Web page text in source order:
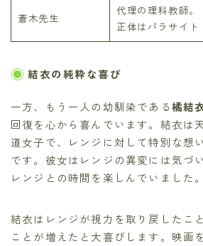
蒼木先生
代理の理科教師。
正体はパラサイト
結衣の純粋な喜び
一方、もう一人の幼馴染である橘結
回復を心から喜んでいます。結衣は
道女子で、レンジに対して特別な想
です。彼女はレンジの異変には気づ
レンジとの時間を楽しんでいました。
結衣はレンジが視力を取り戻したこ
ことが増えたと大喜びします。映画